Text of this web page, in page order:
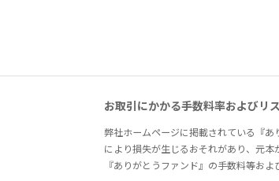
お取引にかかる手数料率およびリ
弊社ホームページに掲載されている『
により損失が生じるおそれがあり、元本
『ありがとうファンド』の手数料等およ